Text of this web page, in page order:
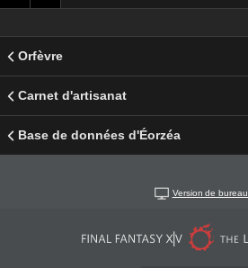
Orfèvre
Carnet d'artisanat
Base de données d'Éorzéa
Version de bureau